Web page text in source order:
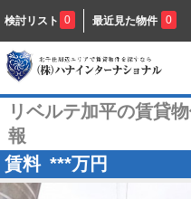
検討リスト 0 最近見た物件 0
リベルテ加平の賃貸
報
賃料 ***万円